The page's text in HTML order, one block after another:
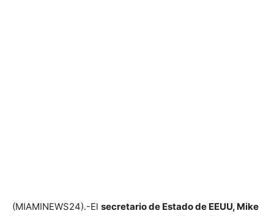
(MIAMINEWS24).-El secretario de Estado de EEUU, Mike